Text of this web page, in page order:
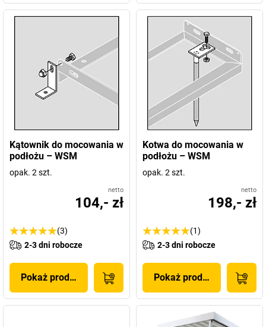
Kątownik do mocowania w
podłożu – WSM
opak. 2 szt.
netto
104,- zł
(3)
2-3 dni robocze
Pokaż produkt
Kotwa do mocowania w
podłożu – WSM
opak. 2 szt.
netto
198,- zł
(1)
2-3 dni robocze
Pokaż produkt